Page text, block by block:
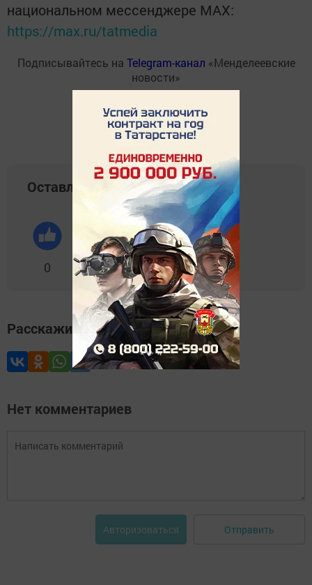
национальном мессенджере MАХ:
https://max.ru/tatmedia
Подписывайтесь на Telegram-канал «Менделеевские
новости»
Оставляйте реакции
0 0 0 0 0
Расскажите друзьям
Нет комментариев
Авторизоваться Отправить